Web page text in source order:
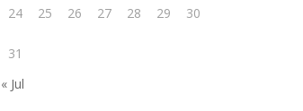
24 25 26 27 28 29 30
31
« Jul